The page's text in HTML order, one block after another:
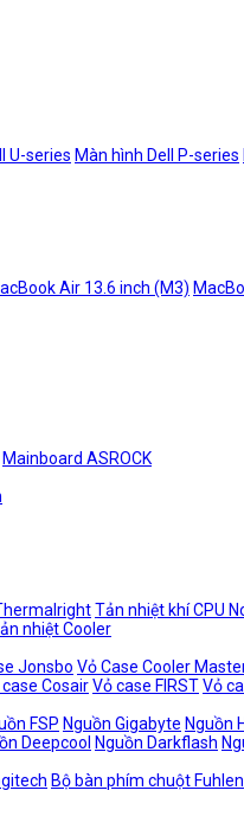
U-series Màn hình Dell P-series
Air 13.6 inch (M3)
Mainboard ASROCK
Tản nhiệt khí CPU
nhiệt Cooler
Jonsbo Vỏ Case Cooler
CosairVỏ case FIRSTVỏ
FSP Nguồn Gigabyte Nguồn
Deepcool Nguồn Darkflash
Bộ bàn phím chuột Fuhlen